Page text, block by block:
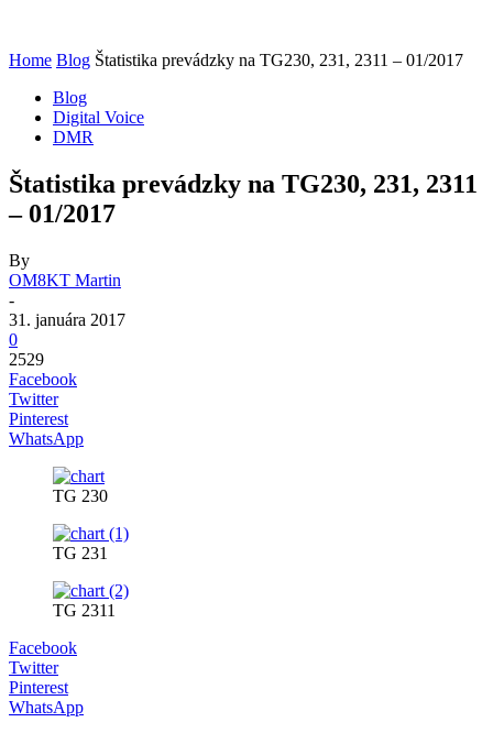
Home Blog Štatistika prevádzky na TG230, 231, 2311 – 01/2017
Blog
Digital Voice
DMR
Štatistika prevádzky na TG230, 231, 2311
– 01/2017
By
OM8KT Martin
-
31. januára 2017
0
2529
Facebook
Twitter
Pinterest
WhatsApp
TG 230
TG 231
TG 2311
Facebook
Twitter
Pinterest
WhatsApp